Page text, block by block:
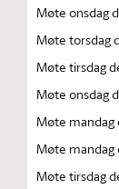
Møte onsdag
Møte torsdag
Møte tirsdag
Møte onsdag
Møte mandag
Møte mandag
Møte tirsdag